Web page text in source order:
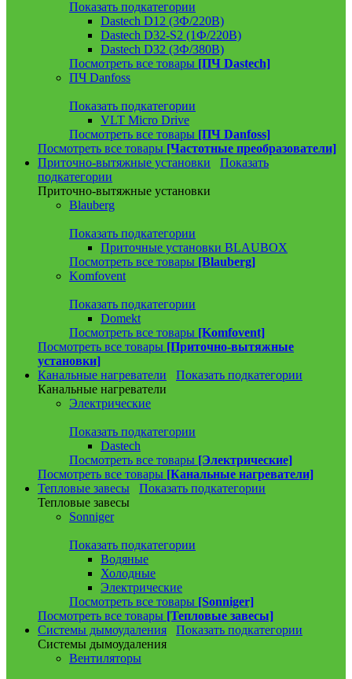
Показать подкатегории
Dastech D12 (3Ф/220В)
Dastech D32-S2 (1Ф/220В)
Dastech D32 (3Ф/380В)
Посмотреть все товары [ПЧ Dastech]
ПЧ Danfoss
Показать подкатегории
VLT Micro Drive
Посмотреть все товары [ПЧ Danfoss]
Посмотреть все товары [Частотные преобразователи]
Приточно-вытяжные установки
Показать
подкатегории
Приточно-вытяжные установки
Blauberg
Показать подкатегории
Приточные установки BLAUBOX
Посмотреть все товары [Blauberg]
Komfovent
Показать подкатегории
Domekt
Посмотреть все товары [Komfovent]
Посмотреть все товары [Приточно-вытяжные
установки]
Канальные нагреватели
Показать подкатегории
Канальные нагреватели
Электрические
Показать подкатегории
Dastech
Посмотреть все товары [Электрические]
Посмотреть все товары [Канальные нагреватели]
Тепловые завесы
Показать подкатегории
Тепловые завесы
Sonniger
Показать подкатегории
Водяные
Холодные
Электрические
Посмотреть все товары [Sonniger]
Посмотреть все товары [Тепловые завесы]
Системы дымоудаления
Показать подкатегории
Системы дымоудаления
Вентиляторы